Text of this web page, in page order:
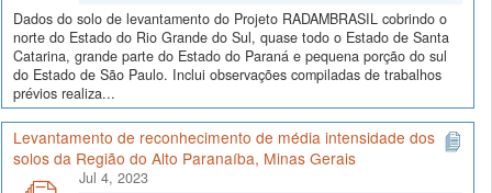
Dados do solo de levantamento do Projeto RADAMBRASIL cobrindo o
norte do Estado do Rio Grande do Sul, quase todo o Estado de Santa
Catarina, grande parte do Estado do Paraná e pequena porção do sul
do Estado de São Paulo. Inclui observações compiladas de trabalhos
prévios realiza...
Levantamento de reconhecimento de média intensidade dos
solos da Região do Alto Paranaíba, Minas Gerais
Jul 4, 2023